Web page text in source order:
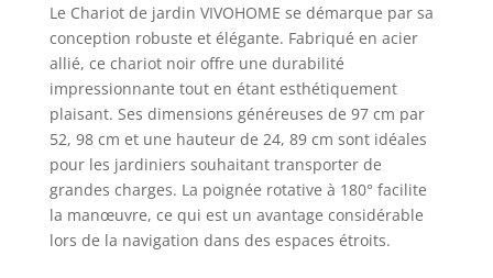
prolonger sa durée de
vie, une charge lourde
à long terme n'est pas
recommandée)
Excellente Qualité: Le
corps du chariot est
fabriqué en métal de
haute qualité
entièrement soudé et
est antirouille, solide
et durable. L'ensemble
Le Chariot de jardin VIVOHOME se démarque par sa
conception robuste et élégante. Fabriqué en acier
allié, ce chariot noir offre une durabilité
impressionnante tout en étant esthétiquement
plaisant. Ses dimensions généreuses de 97 cm par
52, 98 cm et une hauteur de 24, 89 cm sont idéales
pour les jardiniers souhaitant transporter de
grandes charges. La poignée rotative à 180° facilite
la manœuvre, ce qui est un avantage considérable
lors de la navigation dans des espaces étroits.